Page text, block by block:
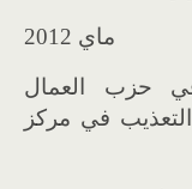
ماي 2012
حزب العمال
في مركز